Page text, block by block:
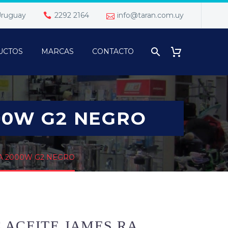
2292 2164 info@taran.com.uy
MARCAS CONTACTO
G2 NEGRO
2000W G2 NEGRO